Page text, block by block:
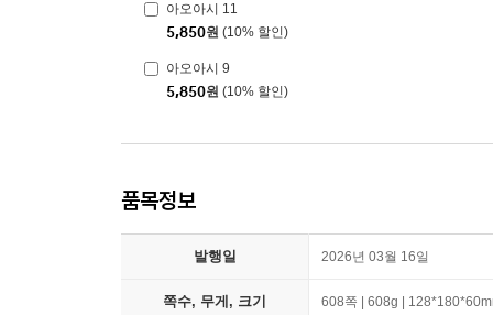
아오아시 11
5,850원 (10% 할인)
아오아시 9
5,850원 (10% 할인)
품목정보
발행일 2026년 03월 16일
쪽수, 무게, 크기 608쪽 | 608g |